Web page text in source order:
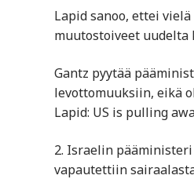
Lapid sanoo, ettei
muutostoiveet uudelta
Gantz pyytää
levottomuuksiin, eikä
Lapid: US is pulling
2. Israelin
vapautettiin